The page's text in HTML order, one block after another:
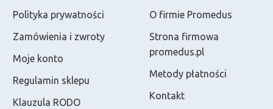
Polityka prywatności
Zamówienia i zwroty
Moje konto
Regulamin sklepu
Klauzula RODO
O firmie Promedus
Strona firmowa
promedus.pl
Metody płatności
Kontakt